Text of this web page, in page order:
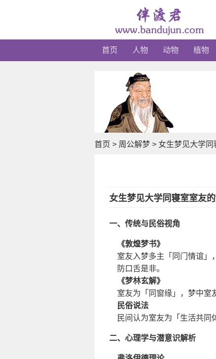
首页 人物 动物 植物
首页 > 周公解梦 > 女生梦见大学同
女生梦见大学同寝室室友
一、传统与民俗视角
《敦煌梦书》
室友入梦多主「同门情谊」
防口舌是非。
《梦林玄解》
室友为「同窗缘」，梦中室
民俗说法
民间认为室友为「生活共同
二、心理学与潜意识解析